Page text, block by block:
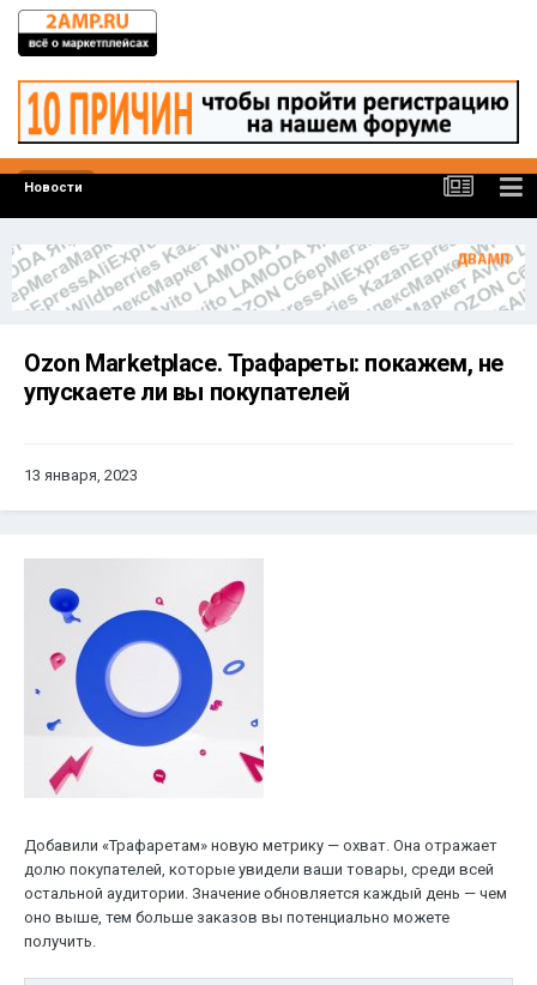
Новости
Ozon Marketplace. Трафареты: покажем, не
упускаете ли вы покупателей
13 января, 2023
Добавили «Трафаретам» новую метрику — охват. Она отражает
долю покупателей, которые увидели ваши товары, среди всей
остальной аудитории. Значение обновляется каждый день — чем
оно выше, тем больше заказов вы потенциально можете
получить.